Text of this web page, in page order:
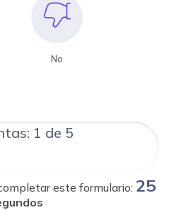
No
1 de 5
este formulario: 25